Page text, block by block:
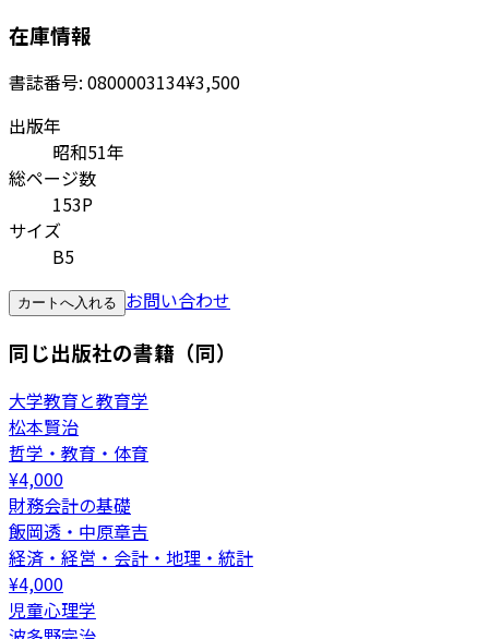
在庫情報
書誌番号: 0800003134¥3,500
出版年
昭和51年
総ページ数
153P
サイズ
B5
カートへ入れる お問い合わせ
同じ出版社の書籍（同）
大学教育と教育学
松本賢治
哲学・教育・体育
¥4,000
財務会計の基礎
飯岡透・中原章吉
経済・経営・会計・地理・統計
¥4,000
児童心理学